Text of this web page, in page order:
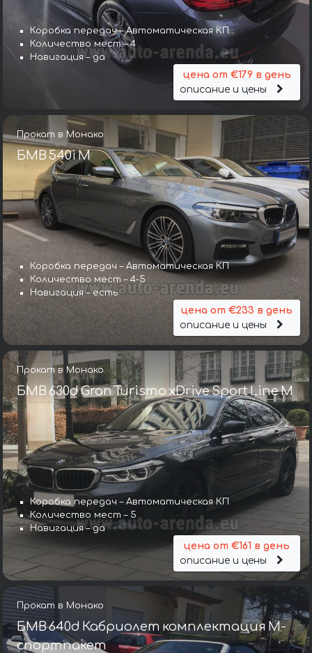
Коробка передач – Автоматическая КП
Количество мест – 4
Навигация – да
цена от €179 в день
описание и цены
Прокат в Монако
БМВ 540i M
Коробка передач – Автоматическая КП
Количество мест – 4-5
Навигация – есть
цена от €233 в день
описание и цены
Прокат в Монако
БМВ 630d Gran Turismo xDrive Sport Line М
Коробка передач – Автоматическая КП
Количество мест – 5
Навигация – да
цена от €161 в день
описание и цены
Прокат в Монако
БМВ 640d Кабриолет комплектация М-
спортпакет